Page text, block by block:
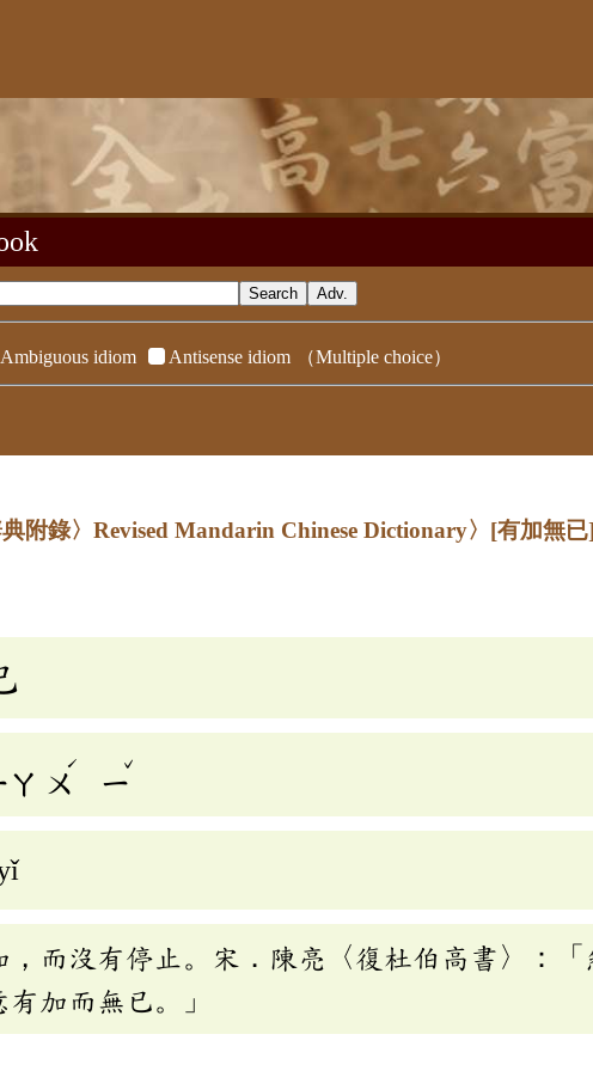
Ambiguous idiom Antisense idiom （Multiple choice）
附錄〉Revised Mandarin Chinese Dictionary〉 [有加無
ㄚ ㄨ
ˊ
ㄧ
ˇ
，而沒有停止。宋．陳亮〈復杜伯高書〉：
加而無已。」